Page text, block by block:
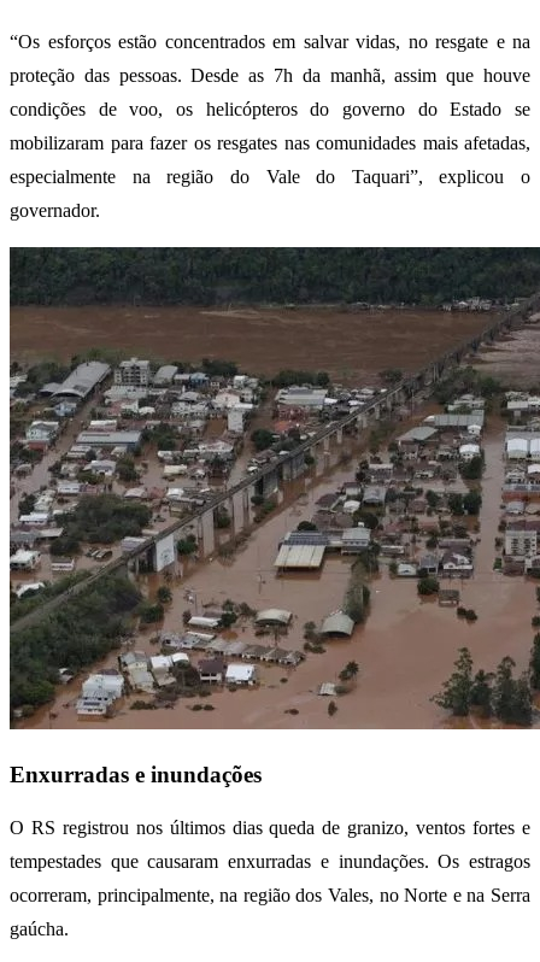
“Os esforços estão concentrados em salvar vidas, no resgate e na
proteção das pessoas. Desde as 7h da manhã, assim que houve
condições de voo, os helicópteros do governo do Estado se
mobilizaram para fazer os resgates nas comunidades mais afetadas,
especialmente na região do Vale do Taquari”, explicou o
governador.
Enxurradas e inundações
O RS registrou nos últimos dias queda de granizo, ventos fortes e
tempestades que causaram enxurradas e inundações. Os estragos
ocorreram, principalmente, na região dos Vales, no Norte e na Serra
gaúcha.